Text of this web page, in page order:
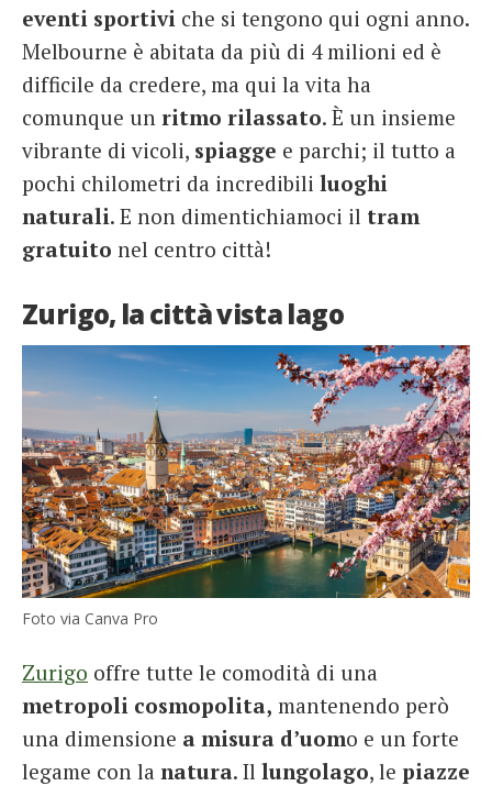
eventi sportivi che si tengono qui ogni anno.
Melbourne è abitata da più di 4 milioni ed è
difficile da credere, ma qui la vita ha
comunque un ritmo rilassato. È un insieme
vibrante di vicoli, spiagge e parchi; il tutto a
pochi chilometri da incredibili luoghi
naturali. E non dimentichiamoci il tram
gratuito nel centro città!
Zurigo, la città vista lago
Foto via Canva Pro
Zurigo offre tutte le comodità di una
metropoli cosmopolita, mantenendo però
una dimensione a misura d’uomo e un forte
legame con la natura. Il lungolago, le piazze